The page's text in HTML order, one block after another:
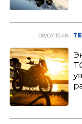
08/07 15:48